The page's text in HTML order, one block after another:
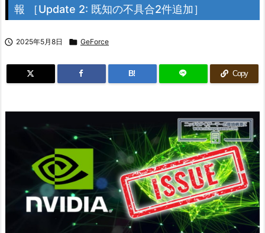
報 ［Update 2: 既知の不具合2件追加］
 2025年5月8日  GeForce
B! Copy